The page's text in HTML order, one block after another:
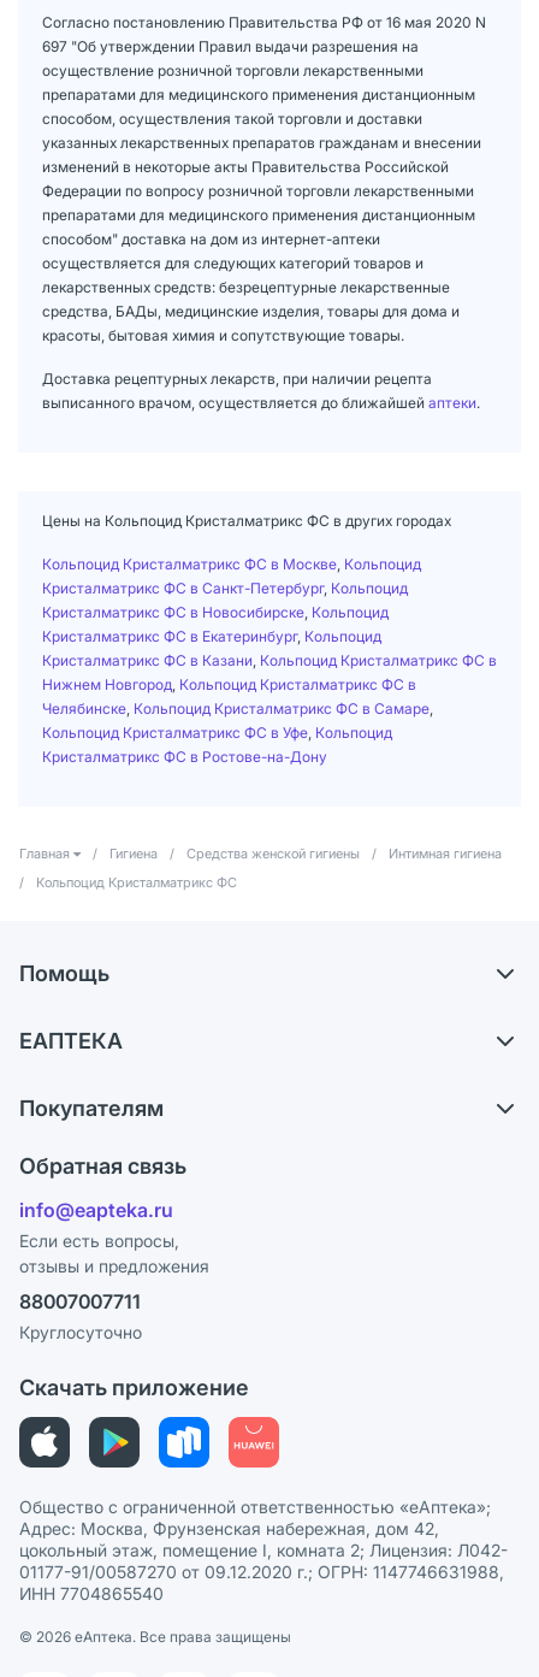
Согласно постановлению Правительства РФ от 16 мая 2020 N
697 "Об утверждении Правил выдачи разрешения на
осуществление розничной торговли лекарственными
препаратами для медицинского применения дистанционным
способом, осуществления такой торговли и доставки
указанных лекарственных препаратов гражданам и внесении
изменений в некоторые акты Правительства Российской
Федерации по вопросу розничной торговли лекарственными
препаратами для медицинского применения дистанционным
способом" доставка на дом из интернет-аптеки
осуществляется для следующих категорий товаров и
лекарственных средств: безрецептурные лекарственные
средства, БАДы, медицинские изделия, товары для дома и
красоты, бытовая химия и сопутствующие товары.
Доставка рецептурных лекарств, при наличии рецепта
выписанного врачом, осуществляется до ближайшей аптеки.
Цены на Кольпоцид Кристалматрикс ФС в других городах
Кольпоцид Кристалматрикс ФС в Москве Кольпоцид
Кристалматрикс ФС в Санкт-Петербург, Кольпоцид
Кристалматрикс ФС в Новосибирске Кольпоцид
Кристалматрикс ФС в Екатеринбург, Кольпоцид
Кристалматрикс ФС в Казани Кольпоцид Кристалматрикс ФС в
Нижнем Новгород Кольпоцид Кристалматрикс ФС в
Челябинске Кольпоцид Кристалматрикс ФС в Самаре
Кольпоцид Кристалматрикс ФС в Уфе Кольпоцид
Кристалматрикс ФС в Ростове-на-Дону
Главная / Гигиена / Средства женской гигиены /
Интимная гигиена
/
Кольпоцид Кристалматрикс ФС
Помощь
Самовывоз из аптек
Ответы на вопросы
Блог
ЕАПТЕКА
Карьера
Поставщики
Лицензия
Реклама на сайте
Ваши товары на ЕАПТЕКЕ
Покупателям
Программа СберСпасибо
Политика конфиденциальности
Пользовательское соглашение
Политика рекомендаций
Этика и соответствие
Политика в отношении обработки персональных данных
Обратная связь
info@eapteka.ru
Если есть вопросы,
отзывы и предложения
88007007711
Круглосуточно
Скачать приложение
Общество с ограниченной ответственностью «еАптека»;
Адрес: Москва, Фрунзенская набережная, дом 42,
цокольный этаж, помещение I, комната 2; Лицензия: Л042-
01177-91/00587270 от 09.12.2020 г.; ОГРН: 1147746631988,
ИНН 7704865540
© 2026 eАптека. Все права защищены